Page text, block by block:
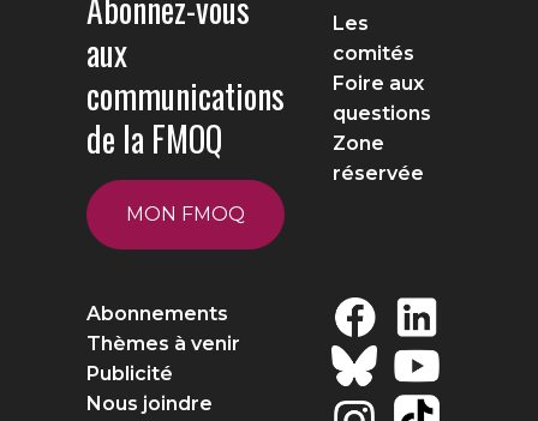
aux
communications
de la FMOQ
MON FMOQ
Les
comités
Foire aux
questions
Zone
réservée
Abonnements
Thèmes à venir
Publicité
Nous joindre